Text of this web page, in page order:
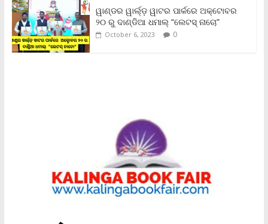
ୱାଣ୍ଡର ୱାର୍ଲ୍‌ଡ଼ ୱାଟର ପାର୍କରେ ଅକ୍ଟୋବର
୨୦ ରୁ ଦାଣ୍ଡିଆ ଧମାଲ୍ “ଲେଟସ୍ ନାଚୋ”
October 6, 2023 0